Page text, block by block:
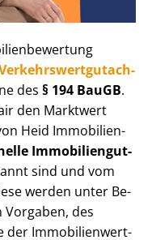
des § 194 BauGB.
den Marktwert
Heid Im­mo­bi­li­en­
Im­mo­bi­li­en­gut­
sind und vom
werden unter Be­
des
der Im­mo­bi­li­en­wert­